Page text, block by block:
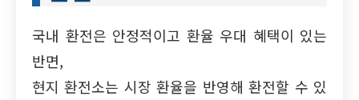
국내 환전은 안정적이고 환율 우대 혜택이 있는
반면,
현지 환전소는 시장 환율을 반영해 환전할 수 있